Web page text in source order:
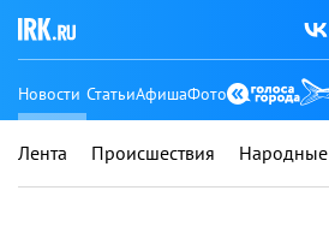
Новости СтатьиАфишаФото
Лента Происшествия Народные